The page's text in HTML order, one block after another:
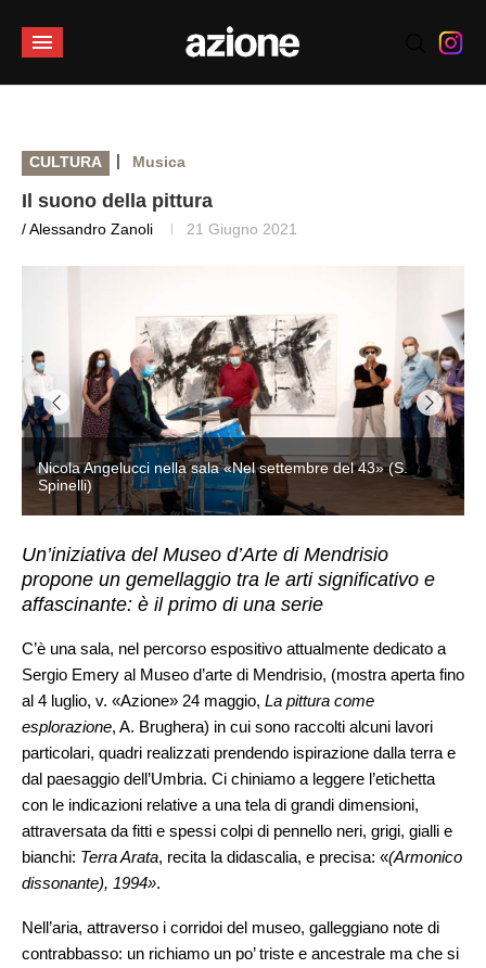
CULTURA | Musica
Il suono della pittura
/ Alessandro Zanoli 21 Giugno 2021
Nicola Angelucci nella sala «Nel settembre del 43» (S.
Spinelli)
Un’iniziativa del Museo d’Arte di Mendrisio
propone un gemellaggio tra le arti significativo e
affascinante: è il primo di una serie
C’è una sala, nel percorso espositivo attualmente dedicato a
Sergio Emery al Museo d’arte di Mendrisio, (mostra aperta fino
al 4 luglio, v. «Azione» 24 maggio, La pittura come
esplorazione, A. Brughera) in cui sono raccolti alcuni lavori
particolari, quadri realizzati prendendo ispirazione dalla terra e
dal paesaggio dell’Umbria. Ci chiniamo a leggere l’etichetta
con le indicazioni relative a una tela di grandi dimensioni,
attraversata da fitti e spessi colpi di pennello neri, grigi, gialli e
bianchi: Terra Arata, recita la didascalia, e precisa: «(Armonico
dissonante), 1994».
Nell’aria, attraverso i corridoi del museo, galleggiano note di
contrabbasso: un richiamo un po’ triste e ancestrale ma che si